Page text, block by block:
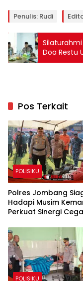
Penulis: Rudi
Silaturahmi
Doa Restu
Pos Terkait
POLISIKU
Polres Jombang
Hadapi Musim
Perkuat Sinergi
POLISIKU